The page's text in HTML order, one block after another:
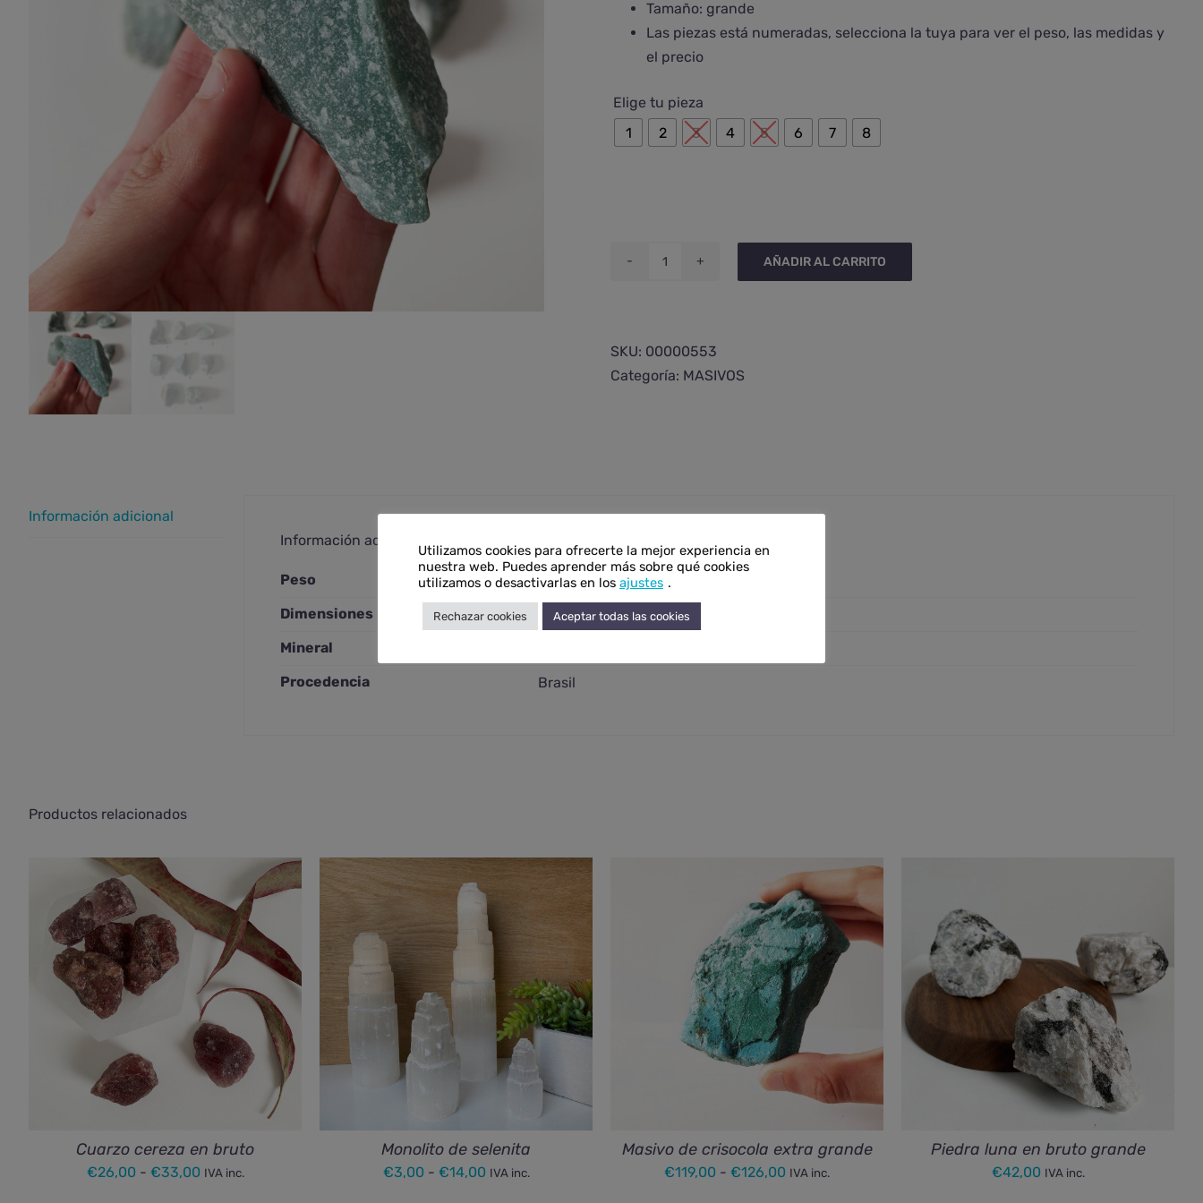
Tamaño: grande
Las piezas está numeradas, selecciona la tuya para ver el peso, las medidas y
el precio
Elige tu pieza
1 2 3 4 5 6 7 8
bruto
grande
AÑADIR AL CARRITO
SKU: 00000553
Categoría: MASIVOS
Información adicional
Información adicional
Peso
N/D
Dimensiones
N/D
Mineral
Procedencia
Brasil
Productos relacionados
Cuarzo cereza en bruto
€26,00 - €33,00Rango
IVA inc.
Monolito de selenita
€3,00 - €14,00Rango
IVA inc.
Masivo de crisocola extra grande
€119,00 - €126,00 Rango
IVA inc.
Piedra luna en bruto grande
€42,00 IVA inc.
Utilizamos cookies para ofrecerte la mejor experiencia en
nuestra web. Puedes aprender más sobre qué cookies
utilizamos o desactivarlas en los ajustes .
Rechazar cookies Aceptar todas las cookies